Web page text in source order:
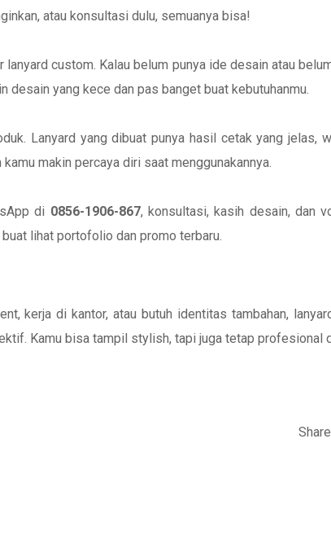
atau konsultasi dulu, semuanya bisa!
lanyard custom. Kalau belum punya ide desain atau
desain yang kece dan pas banget buat kebutuhanmu.
Lanyard yang dibuat punya hasil cetak yang jelas,
makin percaya diri saat menggunakannya.
di 0856-1906-867, konsultasi, kasih desain, dan
buat lihat portofolio dan promo terbaru.
kerja di kantor, atau butuh identitas tambahan,
Kamu bisa tampil stylish, tapi juga tetap profesional